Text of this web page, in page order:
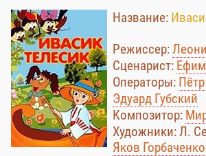
Название:
Режиссер:
Сценарист:
Операторы:
Эдуард Губский
Композитор:
Художники: Л.
Яков Горбаченко